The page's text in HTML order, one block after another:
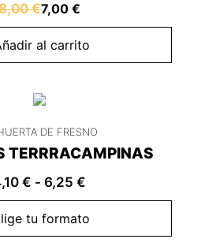
€7,00 €
al carrito
DE FRESNO
TERRRACAMPINAS
€ - 6,25 €
tu formato